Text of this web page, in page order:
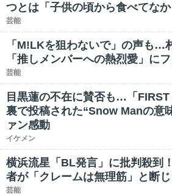
つとは「子供の頃から食べてなか
芸能
「M!LKを狙わないで」の声も…
「推しメンバーへの熱烈愛」に
芸能
目黒蓮の不在に賛否も…「
裏で投稿された“Snow Manの意
ァン感動
イケメン
横浜流星「BL発言」に批判殺到
者が「クレームは無理筋」と断
芸能